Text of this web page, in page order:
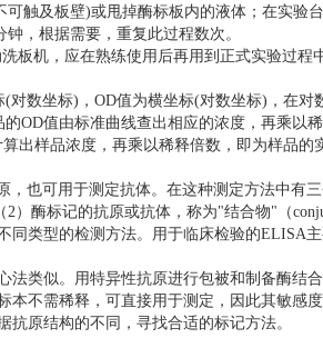
触及板壁)或甩掉酶标板内的液体；在实验
，根据需要，重复此过程数次。
板机，应在熟练使用后再用到正式实验过程
对数坐标)，OD值为横坐标(对数坐标)，在
的OD值由标准曲线查出相应的浓度，再乘
出样品浓度，再乘以稀释倍数，即为样品的
也可用于测定抗体。在这种测定方法中有
2）酶标记的抗原或抗体，称为"结合物"（
同类型的检测方法。用于临床检验的ELISA
类似。用特异性抗原进行包被和制备酶结
本不需稀释，可直接用于测定，因此其敏感
抗原结构的不同，寻找合适的标记方法。